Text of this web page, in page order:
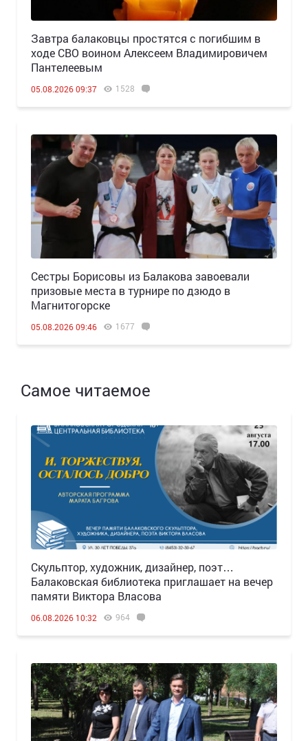
Завтра балаковцы простятся с погибшим в
ходе СВО воином Алексеем Владимировичем
Пантелеевым
05.08.2026 09:37 1528
Сестры Борисовы из Балакова завоевали
призовые места в турнире по дзюдо в
Магнитогорске
05.08.2026 09:46 1677
Самое читаемое
Скульптор, художник, дизайнер, поэт…
Балаковская библиотека приглашает на вечер
памяти Виктора Власова
06.08.2026 10:32 964